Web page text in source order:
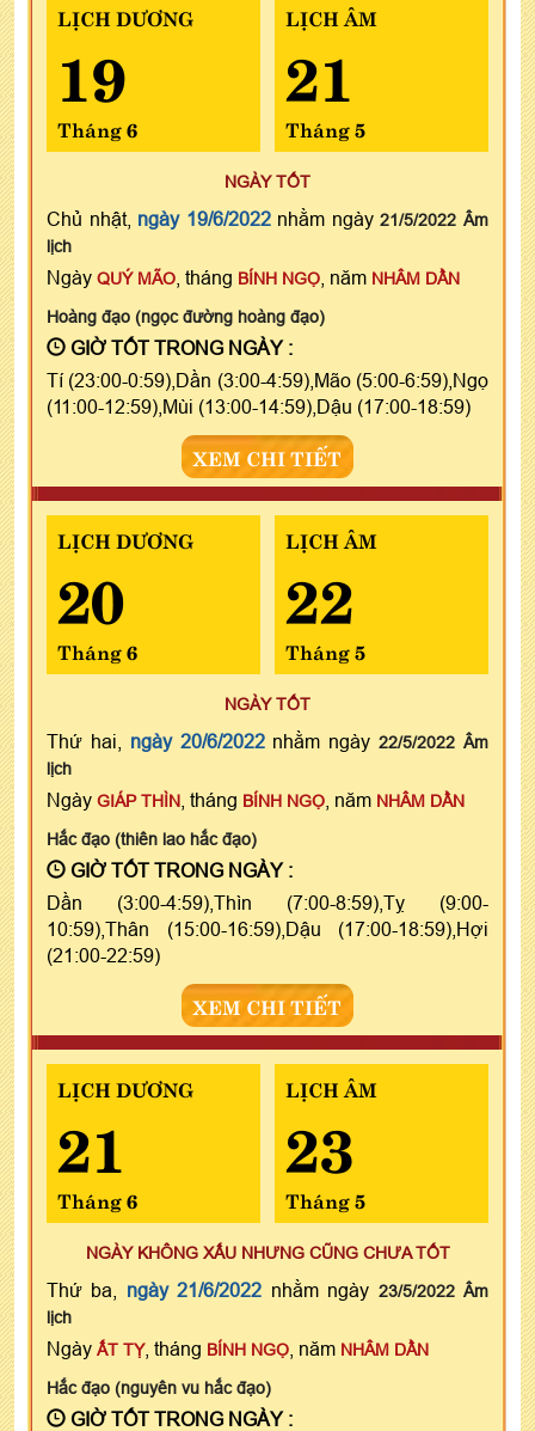
LỊCH DƯƠNG
19
Tháng 6
LỊCH ÂM
21
Tháng 5
NGÀY TỐT
Chủ nhật, ngày 19/6/2022nhằm ngày21/5/2022 Âm
lịch
Ngày QUÝ MÃO , tháng BÍNH NGỌ , năm NHÂM DẦN
Hoàng đạo (ngọc đường hoàng đạo)
GIỜ TỐT TRONG NGÀY :
Tí (23:00-0:59),Dần (3:00-4:59),Mão (5:00-6:59),Ngọ
(11:00-12:59),Mùi (13:00-14:59),Dậu (17:00-18:59)
XEM CHI TIẾT
LỊCH DƯƠNG
20
Tháng 6
LỊCH ÂM
22
Tháng 5
NGÀY TỐT
Thứ hai, ngày 20/6/2022nhằm ngày22/5/2022 Âm
lịch
Ngày GIÁP THÌN , tháng BÍNH NGỌ , năm NHÂM DẦN
Hắc đạo (thiên lao hắc đạo)
GIỜ TỐT TRONG NGÀY :
Dần (3:00-4:59),Thìn (7:00-8:59),Tỵ (9:00-
10:59),Thân (15:00-16:59),Dậu (17:00-18:59),Hợi
(21:00-22:59)
XEM CHI TIẾT
LỊCH DƯƠNG
21
Tháng 6
LỊCH ÂM
23
Tháng 5
NGÀY KHÔNG XẤU NHƯNG CŨNG CHƯA TỐT
Thứ ba, ngày 21/6/2022 nhằm ngày 23/5/2022 Âm
lịch
Ngày ẤT TỴ, tháng BÍNH NGỌ , năm NHÂM DẦN
Hắc đạo (nguyên vu hắc đạo)
GIỜ TỐT TRONG NGÀY :